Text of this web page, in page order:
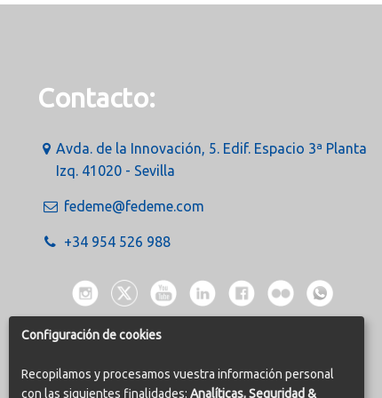
Contacto:
Avda. de la Innovación, 5. Edif. Espacio 3ª Planta
Izq. 41020 - Sevilla
fedeme@fedeme.com
+34 954 526 988
Configuración de cookies
Recopilamos y procesamos vuestra información personal
con las siguientes finalidades: Analíticas, Seguridad &